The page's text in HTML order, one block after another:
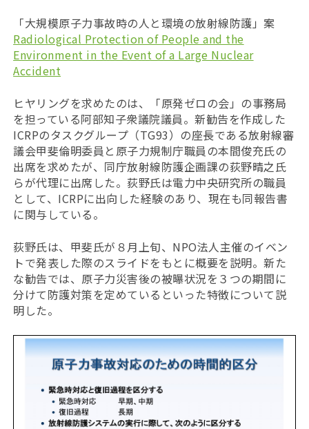
「大規模原子力事故時の人と環境の放射線防護」案
Radiological Protection of People and the
Environment in the Event of a Large Nuclear
Accident
ヒヤリングを求めたのは、「原発ゼロの会」の事務局
を担っている阿部知子衆議院議員。新勧告を作成した
ICRPのタスクグループ（TG93）の座長である放射線審
議会甲斐倫明委員と原子力規制庁職員の本間俊充氏の
出席を求めたが、同庁放射線防護企画課の荻野晴之氏
らが代理に出席した。荻野氏は電力中央研究所の職員
として、ICRPに出向した経験のあり、現在も同報告書
に関与している。
荻野氏は、甲斐氏が８月上旬、NPO法人主催のイベン
トで発表した際のスライドをもとに概要を説明。新た
な勧告では、原子力災害後の被曝状況を３つの期間に
分けて防護対策を定めているといった特徴について説
明した。